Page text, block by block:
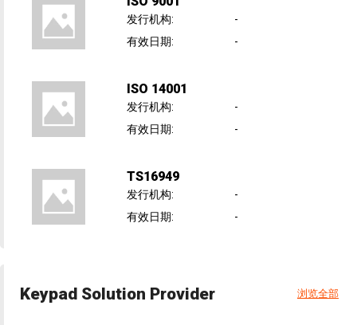
发行机构:
-
有效日期: -
ISO 14001
发行机构:
-
有效日期: -
TS16949
发行机构:
-
有效日期: -
Keypad Solution Provider 浏览全部